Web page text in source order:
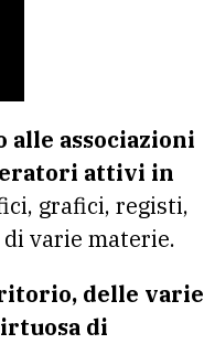
alle associazioni
attivi in
grafici, registi,
varie materie.
delle varie
di